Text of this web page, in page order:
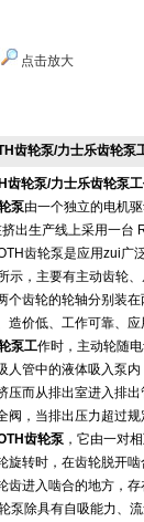
点击放大
齿轮泵/力士乐齿轮泵
齿轮泵/力士乐齿轮泵
泵由一个独立的电机
出生产线上采用一台
齿轮泵是应用zui广
示，主要有主动齿轮
个齿轮的轮轴分别装
造价低、工作可靠、应
泵工作时，主动轮随
人管中的液体吸入泵
压而从排出室进入排
阀，当排出压力超过
齿轮泵 ，它由一对
旋转时，在齿轮脱开
齿进入啮合的地方，
泵除具有自吸能力、